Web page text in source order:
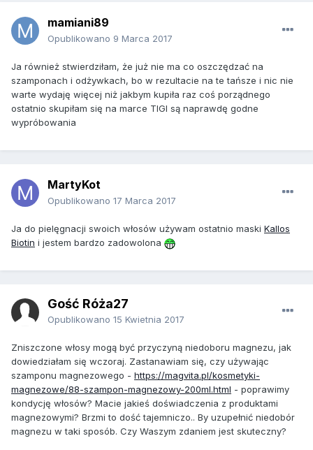
mamiani89
Opublikowano 9 Marca 2017
Ja również stwierdziłam, że już nie ma co oszczędzać na
szamponach i odżywkach, bo w rezultacie na te tańsze i nic nie
warte wydaję więcej niż jakbym kupiła raz coś porządnego
ostatnio skupiłam się na marce TIGI są naprawdę godne
wypróbowania
MartyKot
Opublikowano 17 Marca 2017
Ja do pielęgnacji swoich włosów używam ostatnio maski Kallos
Biotin i jestem bardzo zadowolona
Gość Róża27
Opublikowano 15 Kwietnia 2017
Zniszczone włosy mogą być przyczyną niedoboru magnezu, jak
dowiedziałam się wczoraj. Zastanawiam się, czy używając
szamponu magnezowego - https://magvita.pl/kosmetyki-
magnezowe/88-szampon-magnezowy-200ml.html - poprawimy
kondycję włosów? Macie jakieś doświadczenia z produktami
magnezowymi? Brzmi to dość tajemniczo.. By uzupełnić niedobór
magnezu w taki sposób. Czy Waszym zdaniem jest skuteczny?